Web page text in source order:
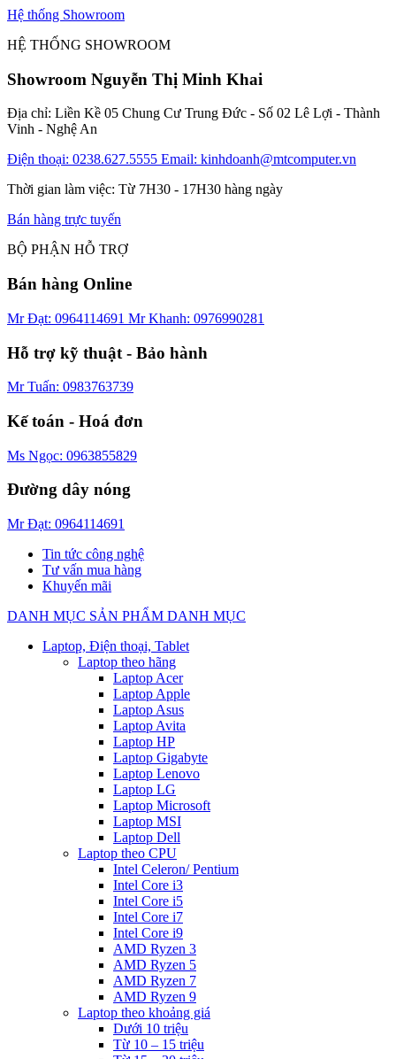
Hệ thống Showroom
HỆ THỐNG SHOWROOM
Showroom Nguyễn Thị Minh Khai
Địa chỉ: Liền Kề 05 Chung Cư Trung Đức - Số 02 Lê Lợi - Thành
Vinh - Nghệ An
Điện thoại: 0238.627.5555 Email: kinhdoanh@mtcomputer.vn
Thời gian làm việc: Từ 7H30 - 17H30 hàng ngày
Bán hàng trực tuyến
BỘ PHẬN HỖ TRỢ
Bán hàng Online
Mr Đạt: 0964114691 Mr Khanh: 0976990281
Hỗ trợ kỹ thuật - Bảo hành
Mr Tuấn: 0983763739
Kế toán - Hoá đơn
Ms Ngọc: 0963855829
Đường dây nóng
Mr Đạt: 0964114691
Tin tức công nghệ
Tư vấn mua hàng
Khuyến mãi
DANH MỤC SẢN PHẨM DANH MỤC
Laptop, Điện thoại, Tablet
Laptop theo hãng
Laptop Acer
Laptop Apple
Laptop Asus
Laptop Avita
Laptop HP
Laptop Gigabyte
Laptop Lenovo
Laptop LG
Laptop Microsoft
Laptop MSI
Laptop Dell
Laptop theo CPU
Intel Celeron/ Pentium
Intel Core i3
Intel Core i5
Intel Core i7
Intel Core i9
AMD Ryzen 3
AMD Ryzen 5
AMD Ryzen 7
AMD Ryzen 9
Laptop theo khoảng giá
Dưới 10 triệu
Từ 10 – 15 triệu